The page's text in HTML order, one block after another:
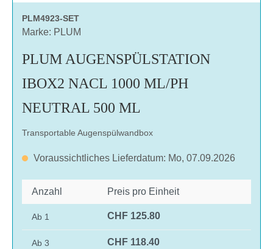
PLM4923-SET
Marke: PLUM
PLUM AUGENSPÜLSTATION
IBOX2 NACL 1000 ML/PH
NEUTRAL 500 ML
Transportable Augenspülwandbox
Voraussichtliches Lieferdatum: Mo, 07.09.2026
Anzahl Preis pro Einheit
Ab 1 CHF 125.80
Ab 3 CHF 118.40